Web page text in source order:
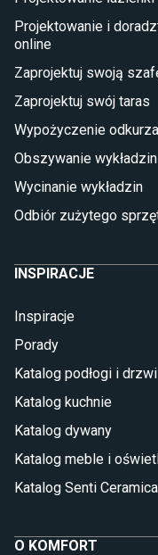
Lampy stojące LED
Płytki
Płytki Cersanit
Płytki wielkoformatowe
Glazura
Płytki marmurowe
Projektowanie i
online
Zaprojektuj swoją
Zaprojektuj swój taras
Wypożyczenie
Obszywanie wykładzin
Wycinanie wykładzin
Odbiór zużytego
INSPIRACJE
Inspiracje
Porady
Katalog podłogi i drzwi
Katalog kuchnie
Katalog dywany
Katalog meble i
Katalog Senti Ceramica
O KOMFORT